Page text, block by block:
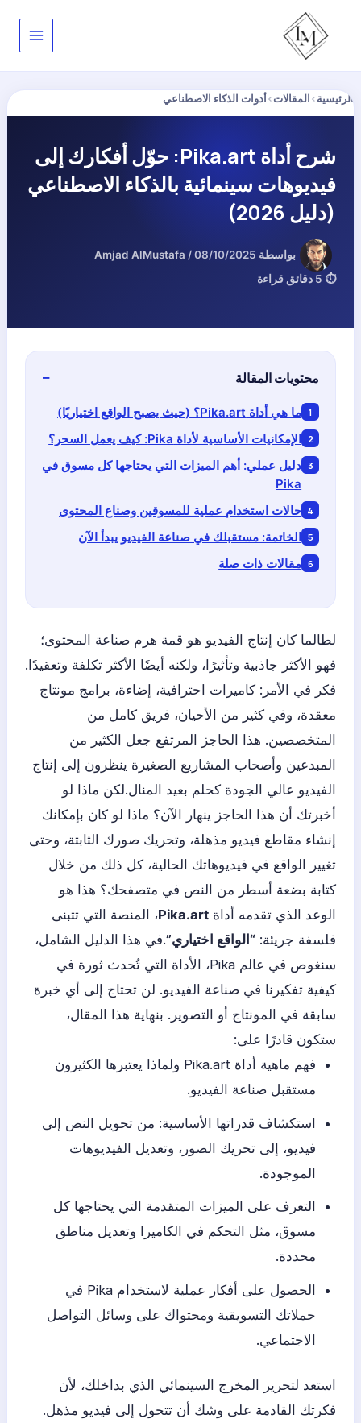
المحتوى
الرئيسية›المقالات›أدوات الذكاء الاصطناعي
شرح أداة Pika.art: حوّل أفكارك إلى
فيديوهات سينمائية بالذكاء الاصطناعي
(دليل 2026)
بواسطة Amjad AlMustafa /08/10/2025
⏱ 5 دقائق قراءة
محتويات المقالة
ما هي أداة Pika.art؟ (حيث يصبح الواقع اختياريًا)
الإمكانيات الأساسية لأداة Pika: كيف يعمل السحر؟
دليل عملي: أهم الميزات التي يحتاجها كل مسوق في
Pika
حالات استخدام عملية للمسوقين وصناع المحتوى
الخاتمة: مستقبلك في صناعة الفيديو يبدأ الآن
مقالات ذات صلة
لطالما كان إنتاج الفيديو هو قمة هرم صناعة المحتوى؛
فهو الأكثر جاذبية وتأثيرًا، ولكنه أيضًا الأكثر تكلفة وتعقيدًا.
فكر في الأمر: كاميرات احترافية، إضاءة، برامج مونتاج
معقدة، وفي كثير من الأحيان، فريق كامل من
المتخصصين. هذا الحاجز المرتفع جعل الكثير من
المبدعين وأصحاب المشاريع الصغيرة ينظرون إلى إنتاج
الفيديو عالي الجودة كحلم بعيد المنال.لكن ماذا لو
أخبرتك أن هذا الحاجز ينهار الآن؟ ماذا لو كان بإمكانك
إنشاء مقاطع فيديو مذهلة، وتحريك صورك الثابتة، وحتى
تغيير الواقع في فيديوهاتك الحالية، كل ذلك من خلال
كتابة بضعة أسطر من النص في متصفحك؟ هذا هو
الوعد الذي تقدمه أداة Pika.art، المنصة التي تتبنى
فلسفة جريئة: “الواقع اختياري”.في هذا الدليل الشامل،
سنغوص في عالم Pika، الأداة التي تُحدث ثورة في
كيفية تفكيرنا في صناعة الفيديو. لن تحتاج إلى أي خبرة
سابقة في المونتاج أو التصوير. بنهاية هذا المقال،
ستكون قادرًا على:
فهم ماهية أداة Pika.art ولماذا يعتبرها الكثيرون
مستقبل صناعة الفيديو.
استكشاف قدراتها الأساسية: من تحويل النص إلى
فيديو، إلى تحريك الصور، وتعديل الفيديوهات
الموجودة.
التعرف على الميزات المتقدمة التي يحتاجها كل
مسوق، مثل التحكم في الكاميرا وتعديل مناطق
محددة.
الحصول على أفكار عملية لاستخدام Pika في
حملاتك التسويقية ومحتواك على وسائل التواصل
الاجتماعي.
استعد لتحرير المخرج السينمائي الذي بداخلك، لأن
فكرتك القادمة على وشك أن تتحول إلى فيديو مذهل.